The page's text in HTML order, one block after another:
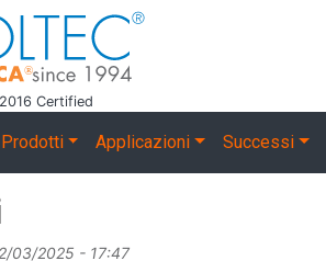
Certified
Prodotti Applicazioni Successi
03/2025 - 17:47